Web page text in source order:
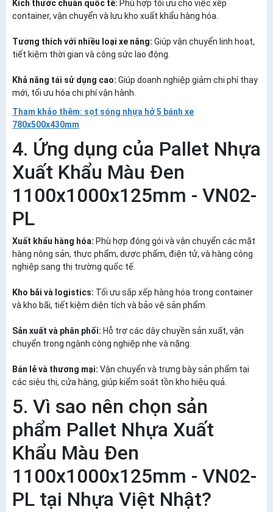
Kích thước chuẩn quốc tế: Phù hợp tối ưu cho việc xếp
container, vận chuyển và lưu kho xuất khẩu hàng hóa.
Tương thích với nhiều loại xe nâng: Giúp vận chuyển linh hoạt,
tiết kiệm thời gian và công sức lao động.
Khả năng tái sử dụng cao: Giúp doanh nghiệp giảm chi phí thay
mới, tối ưu hóa chi phí vận hành.
Tham khảo thêm: sọt sóng nhựa hở 5 bánh xe
780x500x430mm
4. Ứng dụng của Pallet Nhựa
Xuất Khẩu Màu Đen
1100x1000x125mm - VN02-
PL
Xuất khẩu hàng hóa: Phù hợp đóng gói và vận chuyển các mặt
hàng nông sản, thực phẩm, dược phẩm, điện tử, và hàng công
nghiệp sang thị trường quốc tế.
Kho bãi và logistics: Tối ưu sắp xếp hàng hóa trong container
và kho bãi, tiết kiệm diện tích và bảo vệ sản phẩm.
Sản xuất và phân phối: Hỗ trợ các dây chuyền sản xuất, vận
chuyển trong ngành công nghiệp nhẹ và nặng.
Bán lẻ và thương mại: Vận chuyển và trưng bày sản phẩm tại
các siêu thị, cửa hàng, giúp kiểm soát tồn kho hiệu quả.
5. Vì sao nên chọn sản
phẩm Pallet Nhựa Xuất
Khẩu Màu Đen
1100x1000x125mm - VN02-
PL tại Nhựa Việt Nhật?